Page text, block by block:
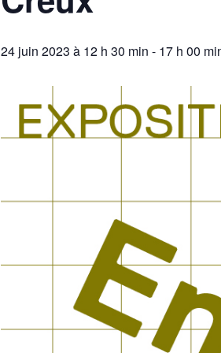
24 juin 2023 à 12 h 30 min - 17 h 00